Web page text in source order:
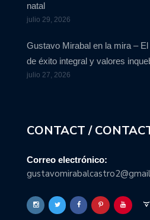
natal
julio 29, 2026
Gustavo Mirabal en la mira –
de éxito integral y valores
julio 27, 2026
CONTACT /
Correo electrónico: